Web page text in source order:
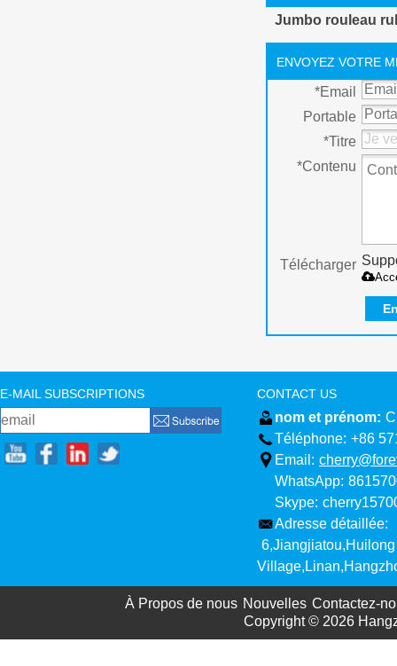
hermétique fil
Jumbo rouleau
ENVOYEZ VOTRE
*Email
Portable
*Titre
*Contenu
Télécharger
E-MAIL SUBSCRIPTIONS CONTACT US
nom et prénom:
Téléphone: +86
Email:
WhatsApp:
Skype:
Adresse détaillée:
6,Jiangjiatou,Huilong
À Propos de nous Nouvelles Contactez-
Copyright © 2026